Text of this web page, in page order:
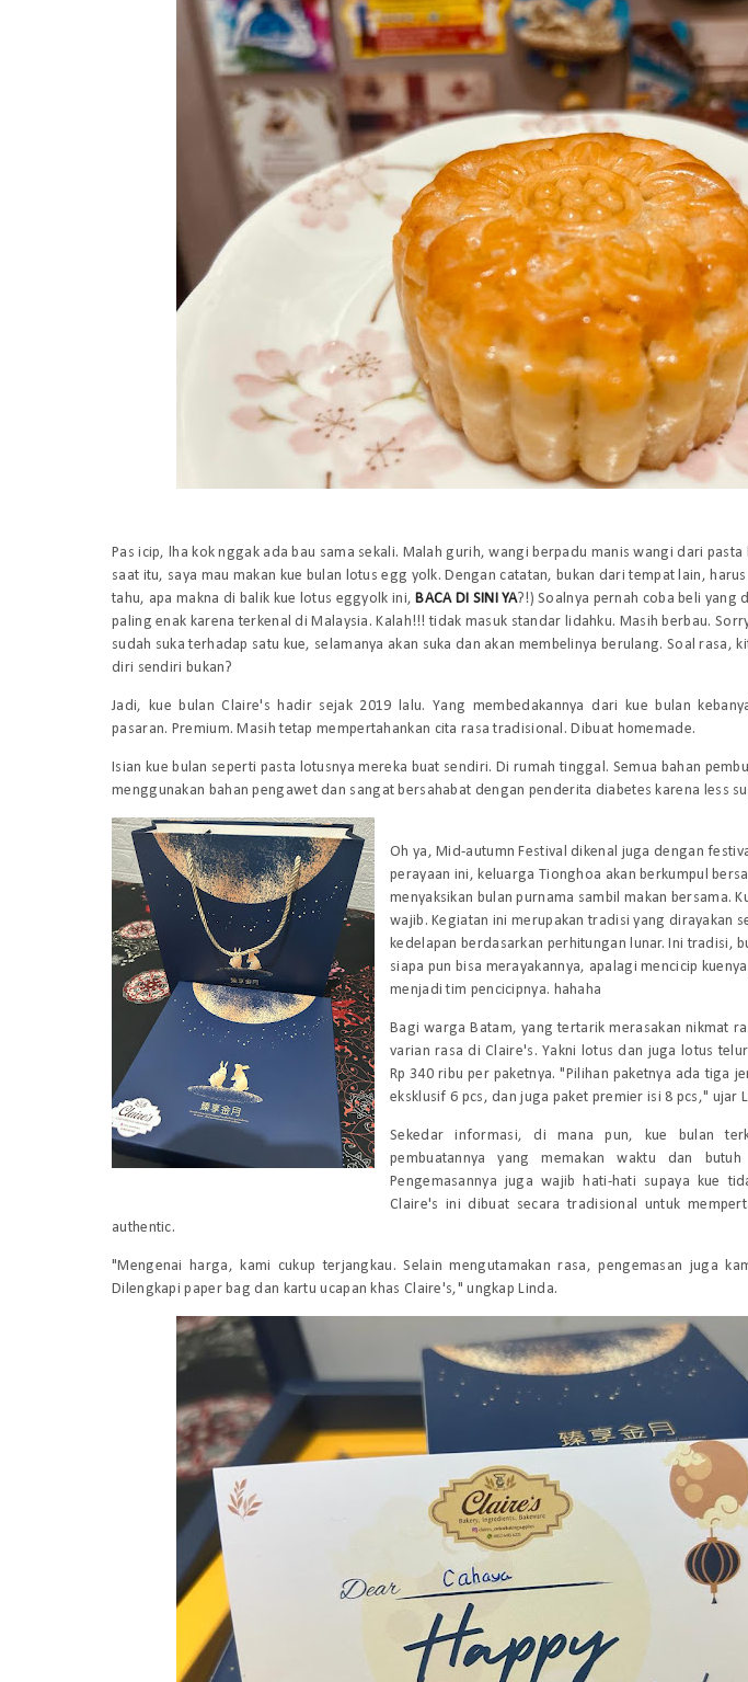
Pas icip, lha koknggak ada bau sama sekali. Malah gurih, wangi berpadu manis wangi dari pasta
saat itu, saya mau makan kue bulan lotus egg yolk. Dengan catatan, bukan dari tempat lain,
tahu, apa makna di balik kue lotus eggyolk ini,BACA DI SINI YA?!) Soalnya pernah coba beli yang
paling enak karena terkenal di Malaysia. Kalah!!! tidak masuk standar lidahku. Masih berbau.
sudah suka terhadap satu kue, selamanya akan suka dan akan membelinya berulang. Soal rasa,
diri sendiri bukan?
Jadi, kue bulan Claire's hadir sejak 2019 lalu. Yang membedakannya dari kue bulan
pasaran. Premium. Masih tetap mempertahankan cita rasa tradisional. Dibuat homemade.
Isian kue bulan seperti pasta lotusnya mereka buat sendiri. Di rumah tinggal. Semua bahan
menggunakan bahan pengawet dan sangat bersahabat dengan penderita diabetes karena less
Oh ya,Mid-autumn Festival dikenal juga dengan
perayaan ini, keluarga Tionghoa akan berkumpul
menyaksikan bulan purnama sambil makan bersama.
wajib. Kegiatan ini merupakan tradisi yang dirayakan
kedelapan berdasarkan perhitungan lunar. Ini tradisi,
siapa pun bisa merayakannya, apalagi mencicip
menjadi tim pencicipnya. hahaha
Bagi warga Batam, yang tertarik merasakan nikmat
varian rasa di Claire's. Yakni lotus dan juga lotus
Rp 340 ribu per paketnya. "Pilihan paketnya ada tiga
eksklusif 6 pcs, dan juga paket premier isi 8 pcs," ujar
Sekedar informasi, di mana pun, kue bulan
pembuatannya yang memakan waktu dan
Pengemasannya juga wajib hati-hati supaya kue
Claire's ini dibuat secara tradisional untuk
authentic.
"Mengenai harga, kami cukup terjangkau. Selain mengutamakan rasa, pengemasan juga
Dilengkapipaper bag dan kartu ucapan khas Claire's," ungkap Linda.